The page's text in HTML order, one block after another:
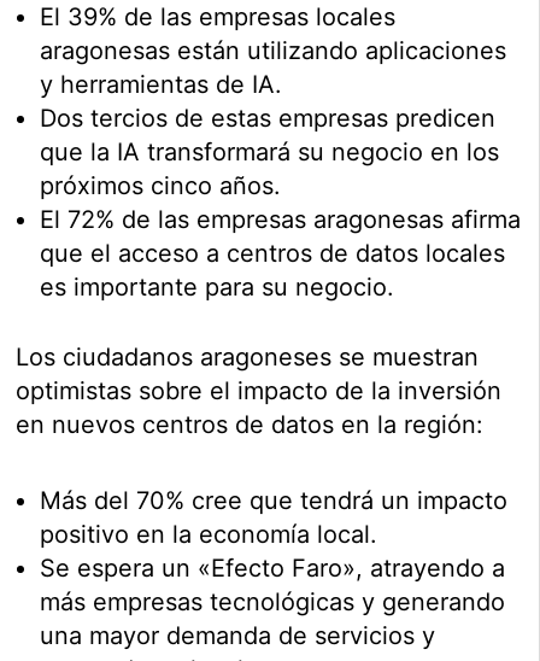
El 39% de las empresas locales
aragonesas están utilizando aplicaciones
y herramientas de IA.
Dos tercios de estas empresas predicen
que la IA transformará su negocio en los
próximos cinco años.
El 72% de las empresas aragonesas afirma
que el acceso a centros de datos locales
es importante para su negocio.
Los ciudadanos aragoneses se muestran
optimistas sobre el impacto de la inversión
en nuevos centros de datos en la región:
Más del 70% cree que tendrá un impacto
positivo en la economía local.
Se espera un «Efecto Faro», atrayendo a
más empresas tecnológicas y generando
una mayor demanda de servicios y